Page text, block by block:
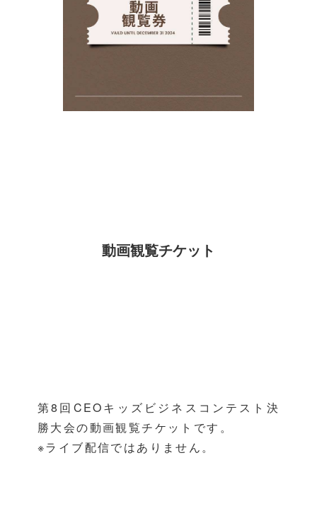
動画観覧チケット
第8回CEOキッズビジネスコンテスト決
勝大会の動画観覧チケットです。
※ライブ配信ではありません。